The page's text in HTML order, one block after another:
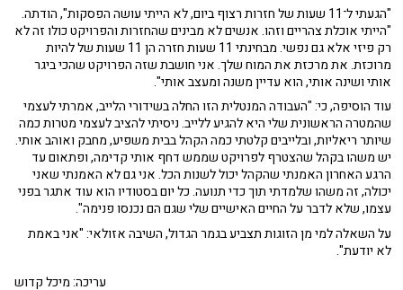
"הגעתי ל־11 שעות של חזרות רצוף ביום, לא הייתי עושה הפסקות", הודתה.
"הייתי אוכלת צהריים וזהו. אנשים לא מבינים שהחזרות והפרויקט כולו זה לא
רק פיזי אלא גם נפשי. מבחינתי 11 שעות חזרה הן 11 שעות של להיות
מרוכזת. את מרכזת את המוח שלך. אני חושבת שזה הפרויקט שהכי ביגר
אותי ושינה אותי, הוא עדיין משנה ומעצב אותי".
עוד הוסיפה, כי: "העבודה המנטלית הזו החלה בשידורי הלייב, אמרתי לעצמי
שהמטרה הראשונית שלי היא להגיע ללייב. ניסיתי להציב לעצמי מטרות כמה
שיותר ריאליות, ובלייבים קלטתי כמה הקהל בבית משפיע, מחבק ואוהב אותי.
יש משהו בקהל שהצטרף לפרויקט שממש דחף אותי קדימה, ופתאום עד
הרגע האחרון האמנתי שהקהל יכול לשנות הכל. אני גם לא האמנתי שאני
יכולה, זה משהו שלמדתי תוך כדי תנועה. כל יום בסטודיו הוא עוד אתגר בפני
עצמו, שלא לדבר על החיים האישיים שלי שגם הם נכנסו פנימה".
על השאלה למי מן הזוגות תצביע בגמר הגדול, השיבה אזולאי: "אני באמת
לא יודעת".
עריכה: מיכל קדוש